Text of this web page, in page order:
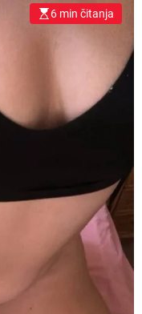
6 min čitanja